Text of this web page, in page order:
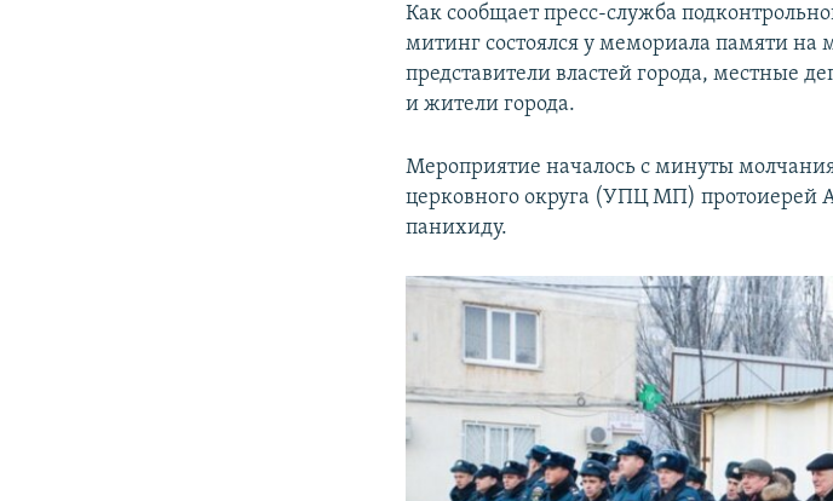
Как сообщает пресс-служба
митинг состоялся у мемориала памяти на
представители властей города, местные
и жители города.
Мероприятие началось с минуты
церковного округа (УПЦ МП) протоиерей
панихиду.